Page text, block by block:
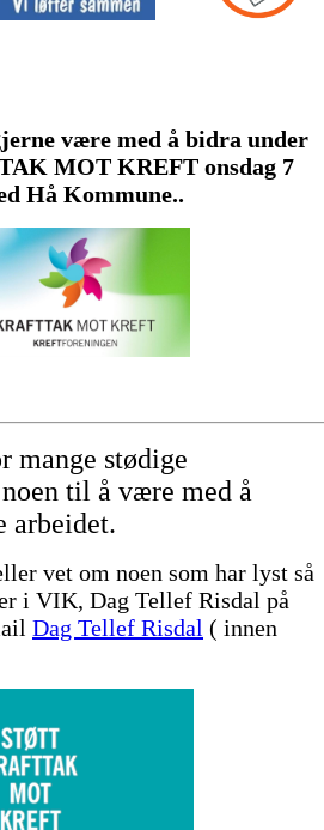
være med å bidra under
MOT KREFT onsdag 7
Hå Kommune..
mange stødige
til å være med å
arbeidet.
vet om noen som har lyst så
i VIK, Dag Tellef Risdal på
Dag Tellef Risdal ( innen